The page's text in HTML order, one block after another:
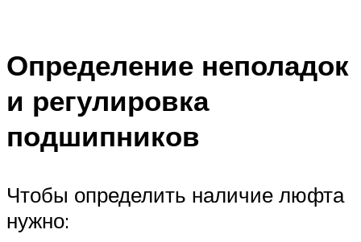
Определение неполадок
и регулировка
подшипников
Чтобы определить наличие люфта
нужно: